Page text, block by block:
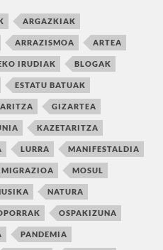
ARGAZKIAK
ARRAZISMOA ARTEA
IRUDIAK BLOGAK
ESTATU BATUAK
GIZARTEA
KAZETARITZA
LURRA MANIFESTALDIA
MIGRAZIOA MOSUL
NATURA
OSPAKIZUNA
PANDEMIA